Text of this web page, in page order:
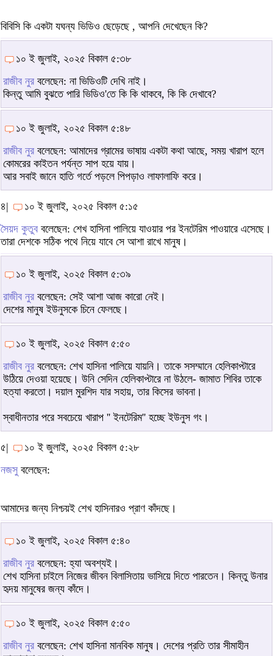
বিবিসি কি একটা যঘন্য ভিডিও ছেড়েছে , আপনি দেখেছেন কি?
১০ ই জুলাই, ২০২৫ বিকাল ৫:৩৮
রাজীব নুর বলেছেন: না ভিডিওটি দেখি নাই।
কিন্তু আমি বুঝতে পারি ভিডিও'তে কি কি থাকবে, কি কি দেখাবে?
১০ ই জুলাই, ২০২৫ বিকাল ৫:৪৮
রাজীব নুর বলেছেন: আমাদের গ্রামের ভাষায় একটা কথা আছে, সময় খারাপ হলে
কোমরের কাইতন পর্যন্ত সাপ হয়ে যায়।
আর সবাই জানে হাতি গর্তে পড়লে পিপড়াও লাফালাফি করে।
৪|
১০ ই জুলাই, ২০২৫ বিকাল ৫:১৫
সৈয়দ কুতুব বলেছেন: শেখ হাসিনা পালিয়ে যাওয়ার পর ইনটেরিম পাওয়ারে এসেছে।
তারা দেশকে সঠিক পথে নিয়ে যাবে সে আশা রাখে মানুষ।
১০ ই জুলাই, ২০২৫ বিকাল ৫:৩৯
রাজীব নুর বলেছেন: সেই আশা আজ কারো নেই।
দেশের মানুষ ইউনুসকে চিনে ফেলছে।
১০ ই জুলাই, ২০২৫ বিকাল ৫:৫০
রাজীব নুর বলেছেন: শেখ হাসিনা পালিয়ে যায়নি। তাকে সসম্মানে হেলিকাপ্টারে
উঠিয়ে দেওয়া হয়েছে। উনি সেদিন হেলিকাপ্টারে না উঠলে- জামাত শিবির তাকে
হত্যা করতো। দয়াল মুরশিদ যার সহায়, তার কিসের ভাবনা।
স্বাধীনতার পরে সবচেয়ে খারাপ '' ইনটেরিম'' হচ্ছে ইউনুস গং।
৫|
১০ ই জুলাই, ২০২৫ বিকাল ৫:২৮
নজসু বলেছেন:
আমাদের জন্য নিশ্চয়ই শেখ হাসিনারও প্রাণ কাঁদছে।
১০ ই জুলাই, ২০২৫ বিকাল ৫:৪০
রাজীব নুর বলেছেন: হ্যা অবশ্যই।
শেখ হাসিনা চাইলে নিজের জীবন বিলাসিতায় ভাসিয়ে দিতে পারতেন। কিন্তু উনার
হৃদয় মানুষের জন্য কাঁদে।
১০ ই জুলাই, ২০২৫ বিকাল ৫:৫০
রাজীব নুর বলেছেন: শেখ হাসিনা মানবিক মানুষ। দেশের প্রতি তার সীমাহীন